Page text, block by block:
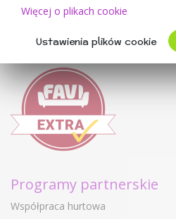
Kontakty
Oceny klientów
Programy partnerskie
Współpraca hurtowa
Więcej o plikach cookie
Ustawienia plików cookie